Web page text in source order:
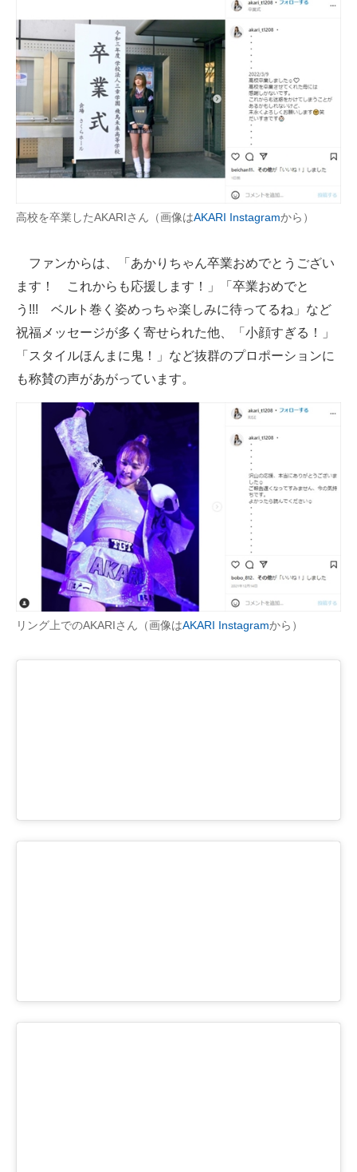
高校を卒業したAKARIさん（画像はAKARI Instagramから）
ファンからは、「あかりちゃん卒業おめでとうござい
ます！ これからも応援します！」「卒業おめでと
う!!! ベルト巻く姿めっちゃ楽しみに待ってるね」など
祝福メッセージが多く寄せられた他、「小顔すぎる！」
「スタイルほんまに鬼！」など抜群のプロポーションに
も称賛の声があがっています。
リング上でのAKARIさん（画像はAKARI Instagramから）